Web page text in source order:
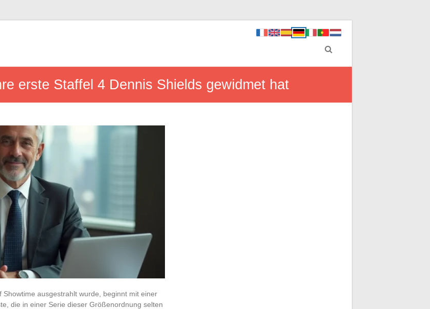
erste Staffel 4 Dennis Shields gewidmet hat
ausgestrahlt wurde, beginnt mit einer
die in einer Serie dieser Größenordnung selten